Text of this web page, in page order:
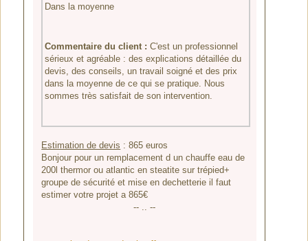
Dans la moyenne
Commentaire du client :C'est un professionnel
sérieux et agréable : des explications détaillée du
devis, des conseils, un travail soigné et des prix
dans la moyenne de ce qui se pratique. Nous
sommes très satisfait de son intervention.
Estimation de devis :865 euros
Bonjour pour un remplacement d un chauffe eau de
200l thermor ou atlantic en steatite sur trépied+
groupe de sécurité et mise en dechetterie il faut
estimer votre projet a 865€
-- .. --